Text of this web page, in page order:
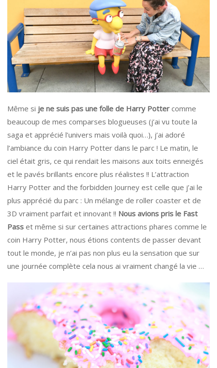
Même si je ne suis pas une folle de Harry Potter comme
beaucoup de mes comparses blogueuses (j’ai vu toute la
saga et apprécié l’univers mais voilà quoi…), j’ai adoré
l’ambiance du coin Harry Potter dans le parc ! Le matin, le
ciel était gris, ce qui rendait les maisons aux toits enneigés
et le pavés brillants encore plus réalistes !! L’attraction
Harry Potter and the forbidden Journey est celle que j’ai le
plus apprécié du parc : Un mélange de roller coaster et de
3D vraiment parfait et innovant !! Nous avions pris le Fast
Pass et même si sur certaines attractions phares comme le
coin Harry Potter, nous étions contents de passer devant
tout le monde, je n’ai pas non plus eu la sensation que sur
une journée complète cela nous ai vraiment changé la vie …